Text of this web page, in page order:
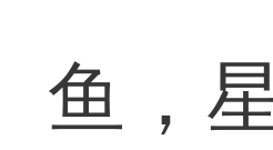
鱼，